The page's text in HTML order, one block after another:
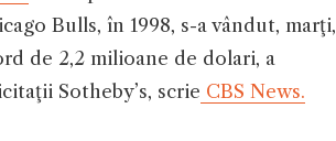
Bulls, în 1998, s-a vândut, marţi,
de 2,2 milioane de dolari, a
Sotheby’s, scrie CBS News.